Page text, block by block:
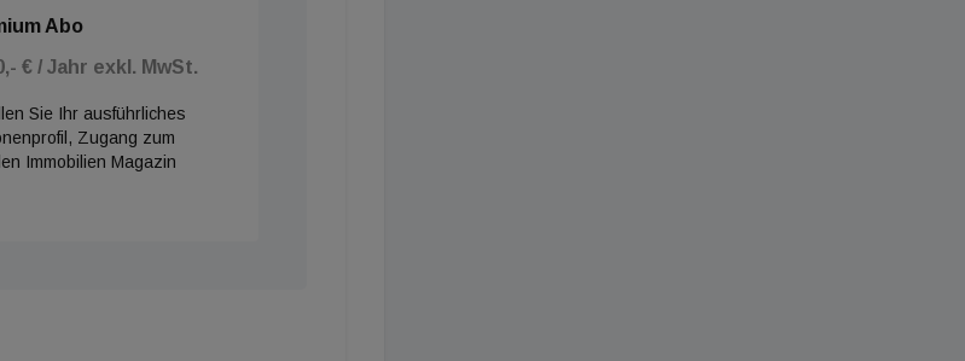
Abo
€ / Jahr exkl. MwSt.
Sie Ihr ausführliches
Zugang zum
Immobilien Magazin